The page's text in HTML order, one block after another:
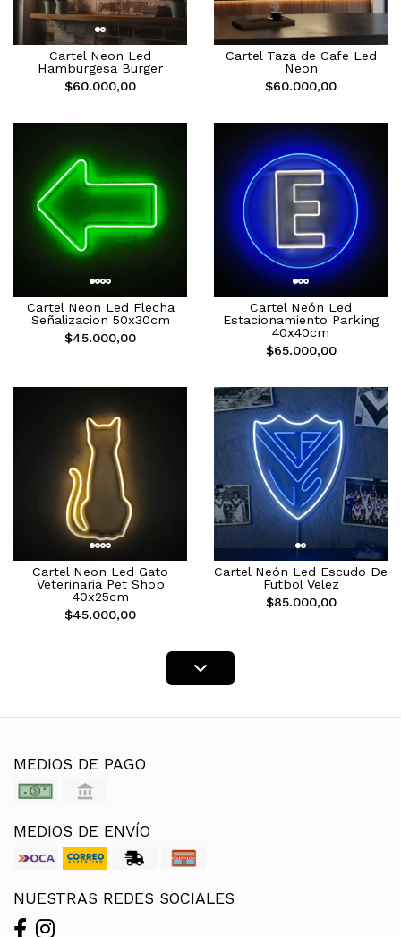
Cartel Neon Led
Hamburgesa Burger
$60.000,00
Cartel Taza de Cafe Led
Neon
$60.000,00
Cartel Neon Led Flecha
Señalizacion 50x30cm
$45.000,00
Cartel Neón Led
Estacionamiento Parking
40x40cm
$65.000,00
Cartel Neon Led Gato
Veterinaria Pet Shop
40x25cm
$45.000,00
Cartel Neón Led Escudo De
Futbol Velez
$85.000,00
MEDIOS DE PAGO
MEDIOS DE ENVÍO
NUESTRAS REDES SOCIALES